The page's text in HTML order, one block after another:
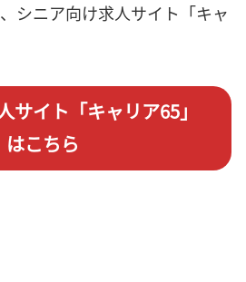
シニア向け求人サイト「キャ
サイト「キャリア65」
はこちら